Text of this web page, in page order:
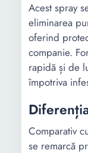
Acest spray
eliminarea
oferind
companie.
rapidă și de
împotriva
Comparativ
se remarcă